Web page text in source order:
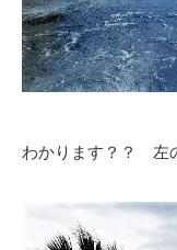
わかります？？ 左